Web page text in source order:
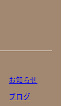
お知らせ
ブログ